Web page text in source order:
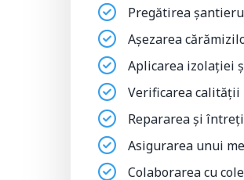
Pregătirea
Așezarea
Aplicarea izolației
Verificarea calității
Repararea și
Asigurarea unui
Colaborarea cu